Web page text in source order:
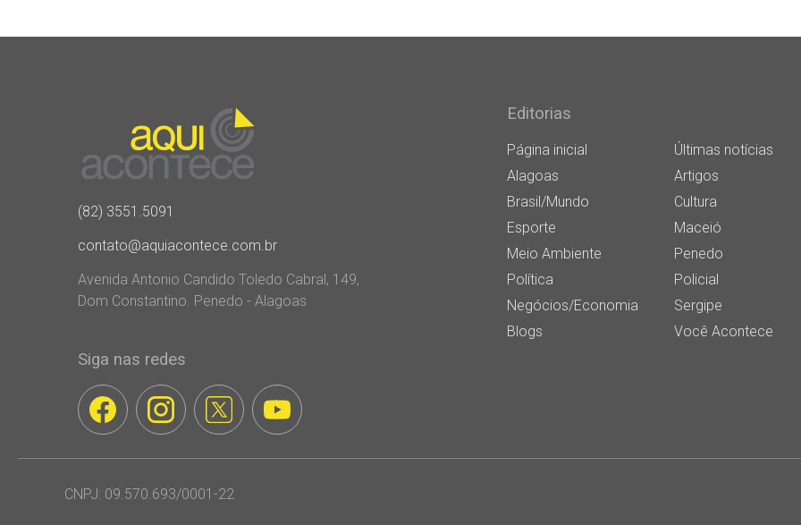
(82) 3551.5091
contato@aquiacontece.com.br
Avenida Antonio Candido Toledo Cabral, 149,
Dom Constantino. Penedo - Alagoas
Siga nas redes
Editorias
Página inicial
Últimas notícias
Alagoas
Artigos
Brasil/Mundo
Cultura
Esporte
Maceió
Meio Ambiente
Penedo
Política
Policial
Negócios/Economia
Sergipe
Blogs
Você Acontece
CNPJ: 09.570.693/0001-22